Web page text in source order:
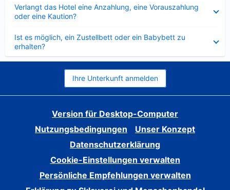
Verlangt das Hotel eine Anzahlung, eine Vorauszahlung
oder eine Kaution?
Ist es möglich, ein Zustellbett oder ein Babybett zu
erhalten?
Ihre Unterkunft anmelden
Version für Desktop-Computer
Nutzungsbedingungen
Unser Konzept
Datenschutzerklärung
Cookie-Einstellungen verwalten
Persönliche Empfehlungen verwalten